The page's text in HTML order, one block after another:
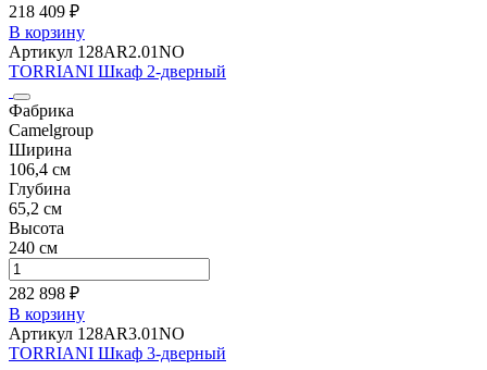
218 409 ₽
В корзину
Артикул 128AR2.01NO
TORRIANI Шкаф 2-дверный
Фабрика
Camelgroup
Ширина
106,4 см
Глубина
65,2 см
Высота
240 см
282 898 ₽
В корзину
Артикул 128AR3.01NO
TORRIANI Шкаф 3-дверный